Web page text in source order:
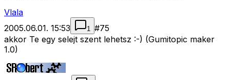
Vlala
2005.06.01. 15:53
1 #75
akkor Te egy selejt szent lehetsz :-) (Gumitopic maker
1.0)